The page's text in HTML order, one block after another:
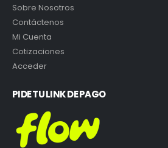
Sobre Nosotros
Contáctenos
Mi Cuenta
Cotizaciones
Acceder
PIDE TU LINK DE PAGO